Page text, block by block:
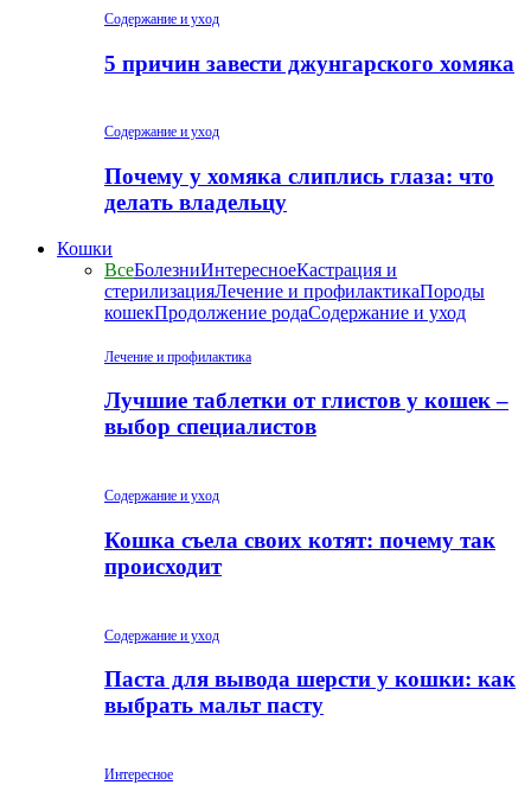
Содержание и уход
5 причин завести джунгарского хомяка
Содержание и уход
Почему у хомяка слиплись глаза: что
делать владельцу
Кошки
ВсеБолезниИнтересноеКастрация и
стерилизацияЛечение и профилактикаПороды
кошекПродолжение родаСодержание и уход
Лечение и профилактика
Лучшие таблетки от глистов у кошек –
выбор специалистов
Содержание и уход
Кошка съела своих котят: почему так
происходит
Содержание и уход
Паста для вывода шерсти у кошки: как
выбрать мальт пасту
Интересное